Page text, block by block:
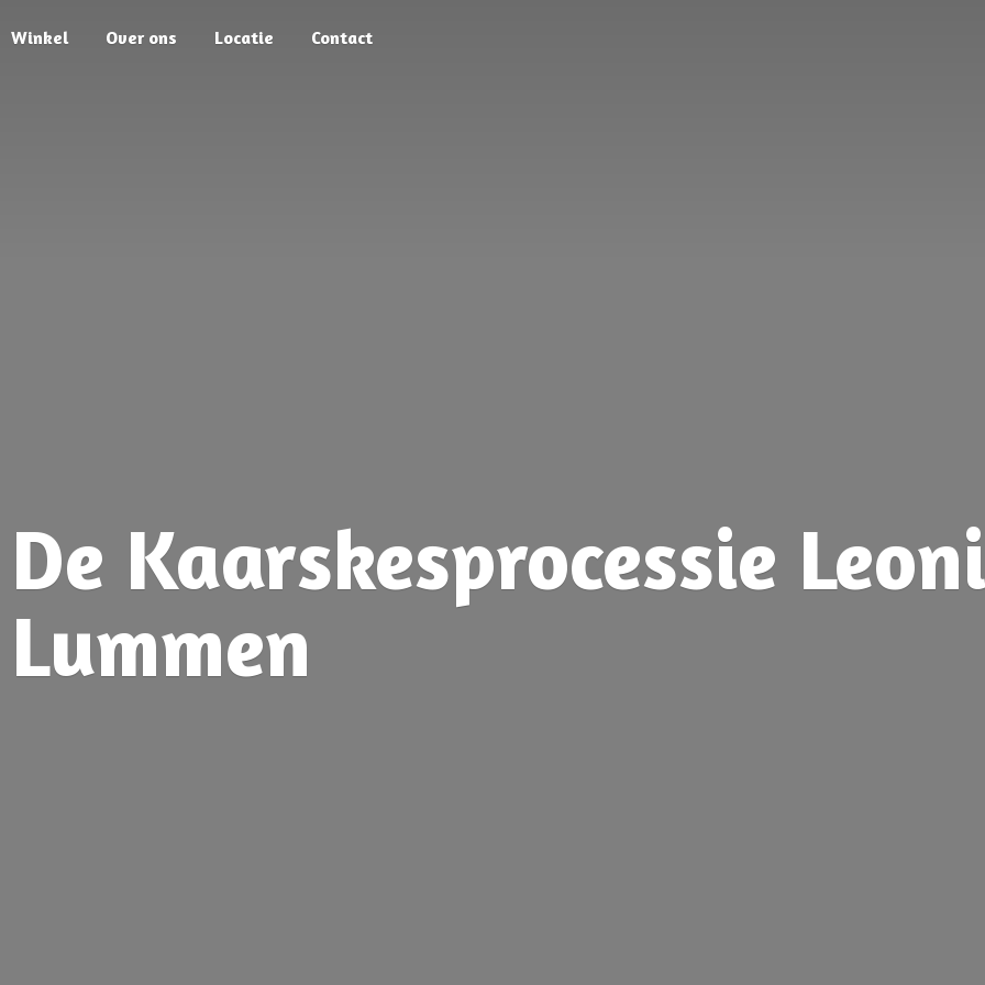
Winkel Over ons Locatie Contact
De Kaarskesprocessie
Lummen